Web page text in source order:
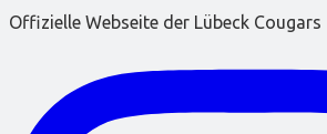
Offizielle Webseite der Lübeck Cougars